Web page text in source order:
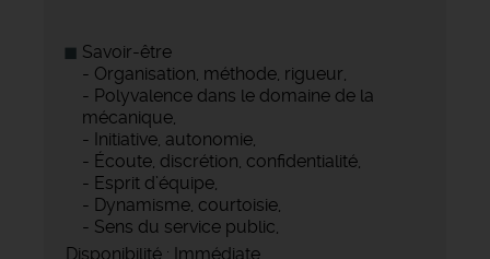
Savoir-être
- Organisation, méthode, rigueur,
- Polyvalence dans le domaine de la
mécanique,
- Initiative, autonomie,
- Écoute, discrétion, confidentialité,
- Esprit d’équipe,
- Dynamisme, courtoisie,
- Sens du service public,
Disponibilité : Immédiate